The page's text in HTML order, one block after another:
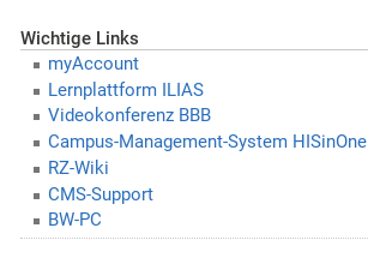
Wichtige Links
myAccount
Lernplattform ILIAS
Videokonferenz BBB
Campus-Management-System HISinOne
RZ-Wiki
CMS-Support
BW-PC